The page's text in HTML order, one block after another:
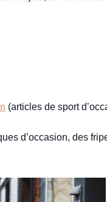
(articles de sport
d’occasion, des